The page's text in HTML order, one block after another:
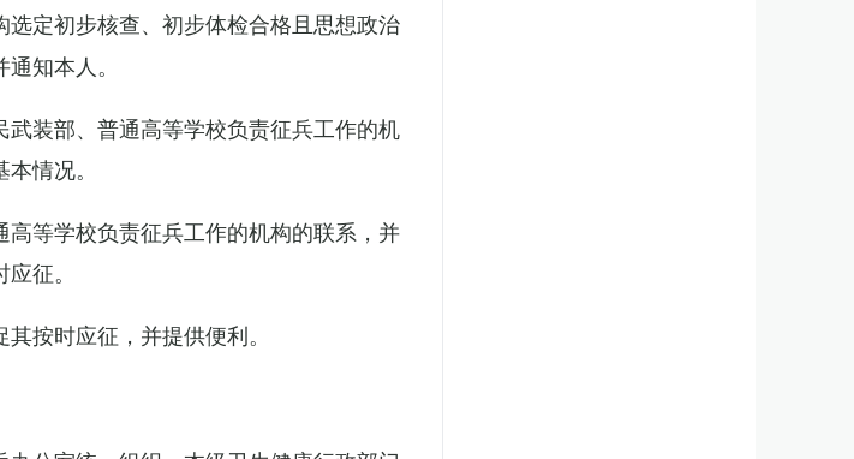
定初步核查、初步体检合格且思想政治
知本人。
装部、普通高等学校负责征兵工作的机
情况。
等学校负责征兵工作的机构的联系，并
征。
按时应征，并提供便利。